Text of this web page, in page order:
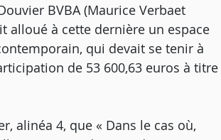
BVBA (Maurice Verbaet
alloué à cette dernière un espace
qui devait se tenir à
de 53 600,63 euros à titre
alinéa 4, que « Dans le cas où,